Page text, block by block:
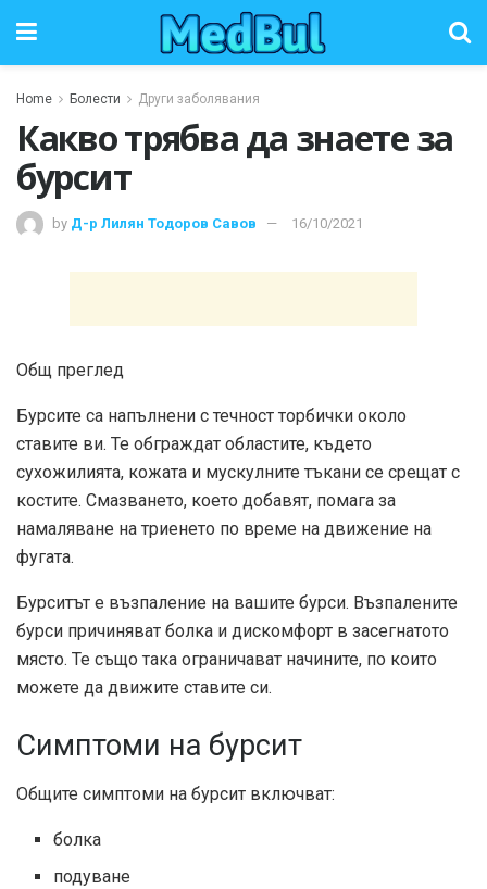
Home Болести Други заболявания
Какво трябва да знаете за
бурсит
by Д-р Лилян Тодоров Савов 16/10/2021
Общ преглед
Бурсите са напълнени с течност торбички около
ставите ви. Те обграждат областите, където
сухожилията, кожата и мускулните тъкани се срещат с
костите. Смазването, което добавят, помага за
намаляване на триенето по време на движение на
фугата.
Бурситът е възпаление на вашите бурси. Възпалените
бурси причиняват болка и дискомфорт в засегнатото
място. Те също така ограничават начините, по които
можете да движите ставите си.
Симптоми на бурсит
Общите симптоми на бурсит включват:
болка
подуване